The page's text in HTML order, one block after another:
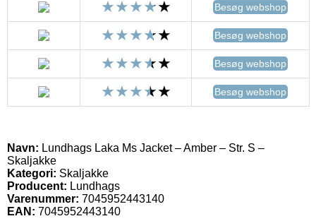
Besøg webshop
Besøg webshop
Besøg webshop
Besøg webshop
Navn: Lundhags Laka Ms Jacket – Amber – Str. S –
Skaljakke
Kategori: Skaljakke
Producent: Lundhags
Varenummer: 7045952443140
EAN: 7045952443140